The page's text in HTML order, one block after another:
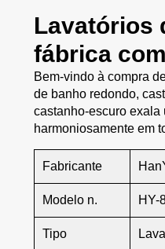
Lavatórios
fábrica
Bem-vindo à compra
de banho redondo,
castanho-escuro exala
harmoniosamente em
Fabricante
Modelo n. HY-
Tipo